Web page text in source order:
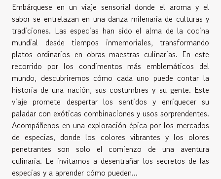
Embárquese en un viaje sensorial donde el aroma y el
sabor se entrelazan en una danza milenaria de culturas y
tradiciones. Las especias han sido el alma de la cocina
mundial desde tiempos inmemoriales, transformando
platos ordinarios en obras maestras culinarias. En este
recorrido por los condimentos más emblemáticos del
mundo, descubriremos cómo cada uno puede contar la
historia de una nación, sus costumbres y su gente. Este
viaje promete despertar los sentidos y enriquecer su
paladar con exóticas combinaciones y usos sorprendentes.
Acompáñenos en una exploración épica por los mercados
de especias, donde los colores vibrantes y los olores
penetrantes son solo el comienzo de una aventura
culinaria. Le invitamos a desentrañar los secretos de las
especias y a aprender cómo pueden...